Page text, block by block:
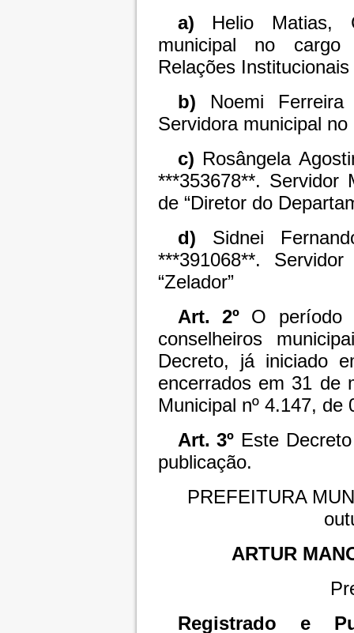
a) Helio Matias,
municipal no cargo
Relações Institucionais
b) Noemi Ferreira
Servidora municipal no
c) Rosângela
***353678**. Servidor
de “Diretor do
d) Sidnei
***391068**.
“Zelador”
Art. 2º O período
conselheiros
Decreto, já iniciado
encerrados em 31 de
Municipal nº 4.147, de
Art. 3º Este
publicação.
PREFEITURA
ARTUR
Registrado e